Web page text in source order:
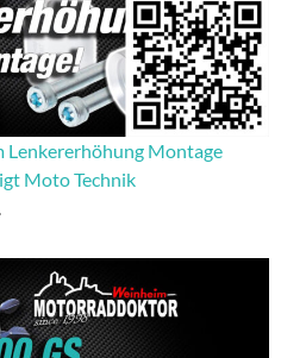
Lenkererhöhung Montage
Moto Technik